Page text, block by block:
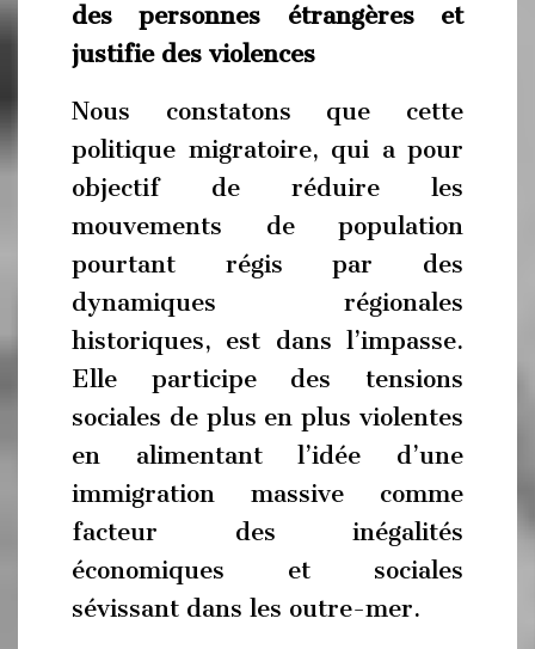
des personnes étrangères et
justifie des violences
Nous constatons que cette
politique migratoire, qui a pour
objectif de réduire les
mouvements de population
pourtant régis par des
dynamiques régionales
historiques, est dans l’impasse.
Elle participe des tensions
sociales de plus en plus violentes
en alimentant l’idée d’une
immigration massive comme
facteur des inégalités
économiques et sociales
sévissant dans les outre-mer.